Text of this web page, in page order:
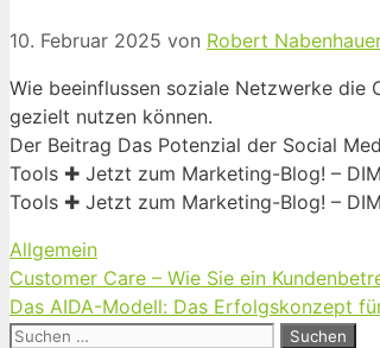
10. Februar 2025 von Robert
Wie beeinflussen soziale Netzwerke die
gezielt nutzen können.
Der Beitrag Das Potenzial der Social
Tools ✚ Jetzt zum Marketing-Blog! –
Tools ✚ Jetzt zum Marketing-Blog! –
Kategorien
Allgemein
Customer Care – Wie Sie ein
Das AIDA-Modell: Das Erfolgskonzept
Suchen